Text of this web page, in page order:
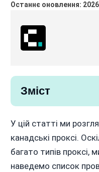
Останнє оновлення:
Зміст
У цій статті ми
канадські проксі.
багато типів проксі,
наведемо список